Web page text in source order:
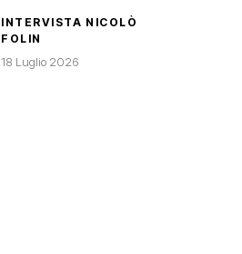
INTERVISTA NICOLÒ
FOLIN
18 Luglio 2026